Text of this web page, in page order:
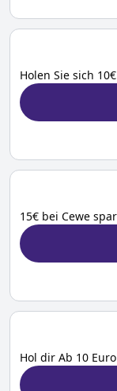
Holen Sie sich
15€ bei Cewe
Hol dir Ab 10